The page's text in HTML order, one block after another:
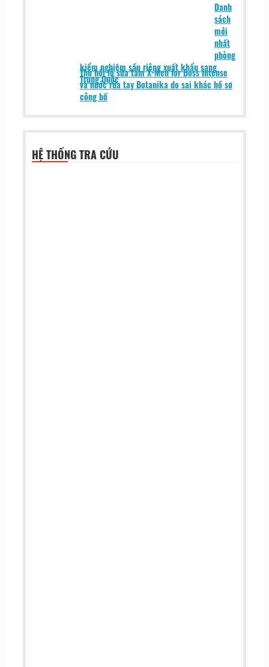
Danh
sách
mới
nhất
phòng
kiểm nghiệm sầu riêng xuất khẩu sang
Trung Quốc
Thu hồi lô sữa tắm X-Men for Boss Intense
và nước rửa tay Botanika do sai khác hồ sơ
công bố
HỆ THỐNG TRA CỨU